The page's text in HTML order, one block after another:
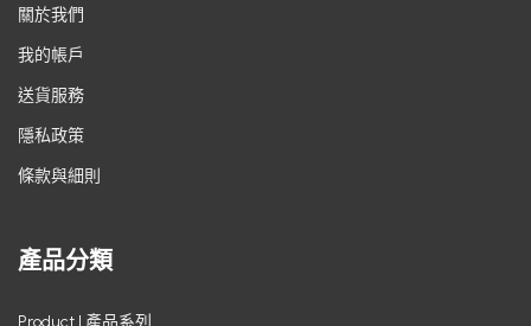
關於我們
我的帳戶
送貨服務
隱私政策
條款與細則
產品分類